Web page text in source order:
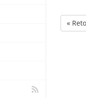
«